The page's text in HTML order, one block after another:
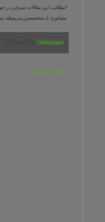
*مطالب این مقالات صرفن در
مشاوره با متخصصین مربوطه
Unknown
پیام جدیدتر